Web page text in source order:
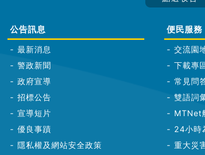
公告訊息
最新消息
警政新聞
政府宣導
招標公告
宣導短片
優良事蹟
隱私權及網站安全政策
便民服務
交流園
下載專
常見問
雙語詞
MTNet
24小時
重大災